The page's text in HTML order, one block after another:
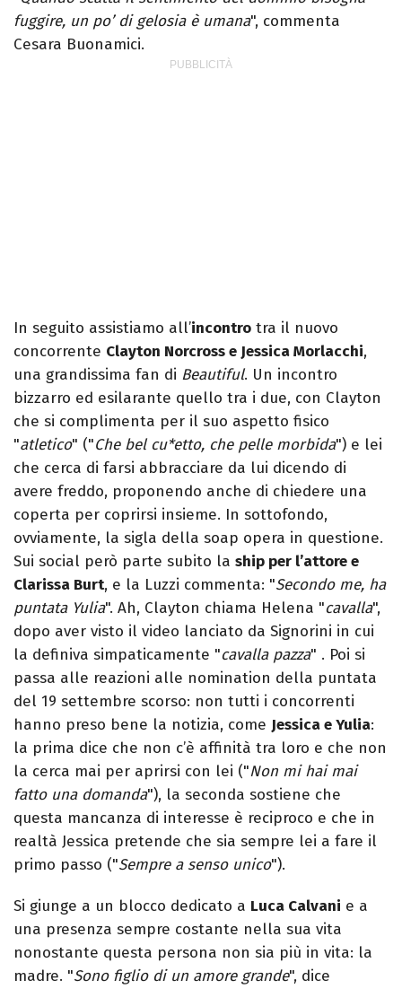
fuggire, un po’ di gelosia è umana", commenta
Cesara Buonamici.
In seguito assistiamo all’incontro tra il nuovo
concorrente Clayton Norcross e Jessica Morlacchi,
una grandissima fan di Beautiful. Un incontro
bizzarro ed esilarante quello tra i due, con Clayton
che si complimenta per il suo aspetto fisico
"atletico" ("Che bel cu*etto, che pelle morbida") e lei
che cerca di farsi abbracciare da lui dicendo di
avere freddo, proponendo anche di chiedere una
coperta per coprirsi insieme. In sottofondo,
ovviamente, la sigla della soap opera in questione.
Sui social però parte subito la ship per l’attore e
Clarissa Burt, e la Luzzi commenta: "Secondo me, ha
puntata Yulia". Ah, Clayton chiama Helena "cavalla",
dopo aver visto il video lanciato da Signorini in cui
la definiva simpaticamente "cavalla pazza" . Poi si
passa alle reazioni alle nomination della puntata
del 19 settembre scorso: non tutti i concorrenti
hanno preso bene la notizia, come Jessica e Yulia:
la prima dice che non c’è affinità tra loro e che non
la cerca mai per aprirsi con lei ("Non mi hai mai
fatto una domanda"), la seconda sostiene che
questa mancanza di interesse è reciproco e che in
realtà Jessica pretende che sia sempre lei a fare il
primo passo ("Sempre a senso unico").
Si giunge a un blocco dedicato a Luca Calvani e a
una presenza sempre costante nella sua vita
nonostante questa persona non sia più in vita: la
madre. "Sono figlio di un amore grande", dice